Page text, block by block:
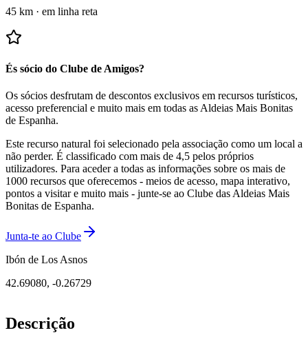
45 km · em linha reta
És sócio do Clube de Amigos?
Os sócios desfrutam de descontos exclusivos em recursos turísticos,
acesso preferencial e muito mais em todas as Aldeias Mais Bonitas
de Espanha.
Este recurso natural foi selecionado pela associação como um local a
não perder. É classificado com mais de 4,5 pelos próprios
utilizadores. Para aceder a todas as informações sobre os mais de
1000 recursos que oferecemos - meios de acesso, mapa interativo,
pontos a visitar e muito mais - junte-se ao Clube das Aldeias Mais
Bonitas de Espanha.
Junta-te ao Clube
Ibón de Los Asnos
42.69080, -0.26729
Descrição